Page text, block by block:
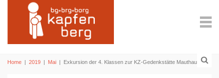
Home | 2019 | Mai | Exkursion der 4. Klassen zur KZ-Gedenkstätte Mauthausen